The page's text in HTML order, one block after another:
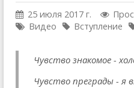
25 июля 2017 г.
Видео
Вступление
Чувство знакомое -
Чувство преграды - я